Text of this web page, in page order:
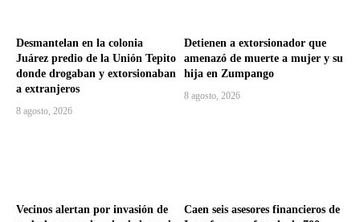
Desmantelan en la colonia
Juárez predio de la Unión Tepito
donde drogaban y extorsionaban
a extranjeros
8 agosto, 2026
Detienen a extorsionador que
amenazó de muerte a mujer y su
hija en Zumpango
8 agosto, 2026
Vecinos alertan por invasión de
Caen seis asesores financieros de